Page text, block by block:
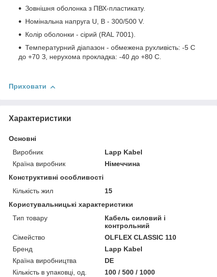
Зовнішня оболонка з ПВХ-пластикату.
Номінальна напруга U, В - 300/500 V.
Колір оболонки - сірий (RAL 7001).
Температурний діапазон - обмежена рухливість: -5 С
до +70 З, нерухома прокладка: -40 до +80 С.
Приховати
Характеристики
Основні
Виробник
Lapp Kabel
Країна виробник
Німеччина
Конструктивні особливості
Кількість жил
15
Користувальницькі характеристики
Тип товару
Кабель силовий і
контрольний
Сімейство
OLFLEX CLASSIC 110
Бренд
Lapp Kabel
Країна виробництва
DE
Кількість в упаковці, од.
100 / 500 / 1000